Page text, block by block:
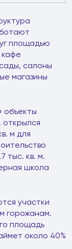
площадью
кафе
салоны
магазины
объекты
открылся
м для
тыс. кв. м.
школа
участки
горожанам.
площадь
около 40%